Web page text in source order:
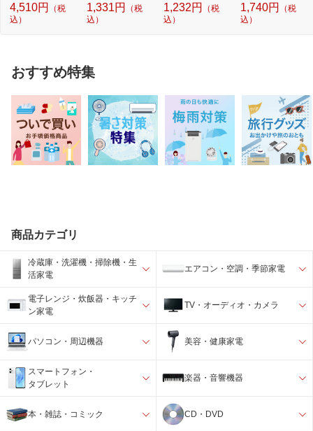
4,510円
（税
込）
1,331円
（税
込）
1,232円
（税
込）
1,740円
（税
込）
おすすめ特集
商品カテゴリ
冷蔵庫・洗濯機・掃除機・生
活家電
エアコン・空調・季節家電
電子レンジ・炊飯器・キッチ
ン家電
TV・オーディオ・カメラ
パソコン・周辺機器 美容・健康家電
スマートフォン・
タブレット
楽器・音響機器
本・雑誌・コミック CD・DVD